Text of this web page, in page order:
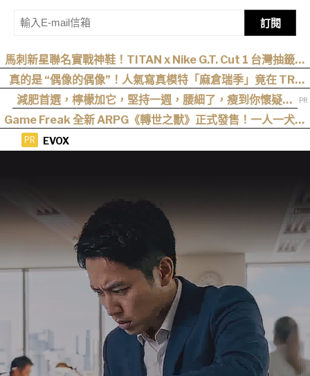
訂閱
馬刺新星聯名實戰神鞋！TITAN x Nike G.T. Cut 1 台灣抽籤資
訊曝光
真的是 “偶像的偶像”！人氣寫真模特「麻倉瑞季」竟在 TRE
“成功追星”，可愛直言：涼森真的太可愛，幸好有來台灣
減肥首選，檸檬加它，堅持一週，腰細了，瘦到你懷疑人
生
Game Freak 全新 ARPG《轉世之獸》正式發售！一人一犬踏
PR EVOX